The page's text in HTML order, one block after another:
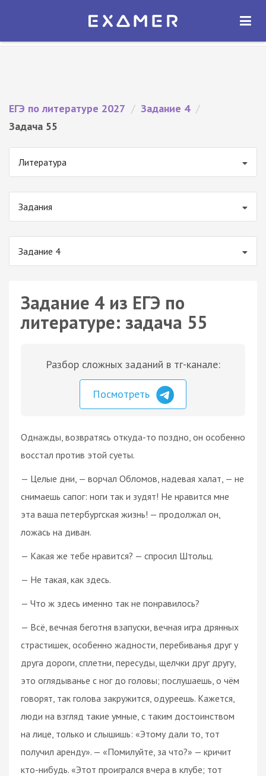
Экзамер — ЕГЭ 2027
ОТКРЫТЬ
ЕГЭ по литературе 2027 / Задание 4 /
Задача 55
Литература
Задания
Задание 4
Задание 4 из ЕГЭ по
литературе: задача 55
Разбор сложных заданий в тг-канале:
Посмотреть
Однажды, возвратясь откуда-то поздно, он особенно
восстал против этой суеты.
— Целые дни, — ворчал Обломов, надевая халат, — не
снимаешь сапог: ноги так и зудят! Не нравится мне
эта ваша петербургская жизнь! — продолжал он,
ложась на диван.
— Какая же тебе нравится? — спросил Штольц.
— Не такая, как здесь.
— Что ж здесь именно так не понравилось?
— Всё, вечная беготня взапуски, вечная игра дрянных
страстишек, особенно жадности, перебиванья друг у
друга дороги, сплетни, пересуды, щелчки друг другу,
это оглядыванье с ног до головы; послушаешь, о чём
говорят, так голова закружится, одуреешь. Кажется,
люди на взгляд такие умные, с таким достоинством
на лице, только и слышишь: «Этому дали то, тот
получил аренду». — «Помилуйте, за что?» — кричит
кто-нибудь. «Этот проигрался вчера в клубе; тот